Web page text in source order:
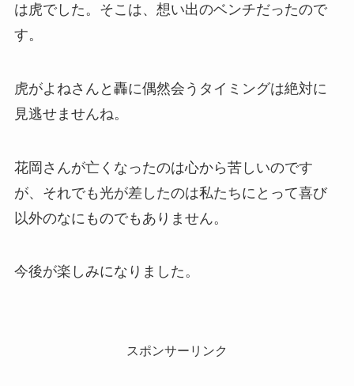
は虎でした。そこは、想い出のベンチだったので
す。
虎がよねさんと轟に偶然会うタイミングは絶対に
見逃せませんね。
花岡さんが亡くなったのは心から苦しいのです
が、それでも光が差したのは私たちにとって喜び
以外のなにものでもありません。
今後が楽しみになりました。
スポンサーリンク